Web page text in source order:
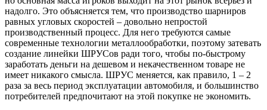
надолго. Это объясняется тем, что производство шарниров
равных угловых скоростей – довольно непростой
производственный процесс. Для него требуются самые
современные технологии металлообработки, поэтому затевать
создание линейки ШРУСов ради того, чтобы по-быстрому
заработать деньги на дешевом и некачественном товаре не
имеет никакого смысла. ШРУС меняется, как правило, 1 – 2
раза за весь период эксплуатации автомобиля, и большинство
потребителей предпочитают на этой покупке не экономить.